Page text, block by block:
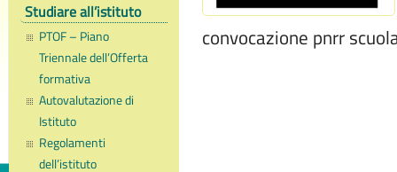
Studiare all’istituto
PTOF – Piano
Triennale dell’Offerta
formativa
Autovalutazione di
Istituto
Regolamenti
dell’istituto
convocazione pnrr